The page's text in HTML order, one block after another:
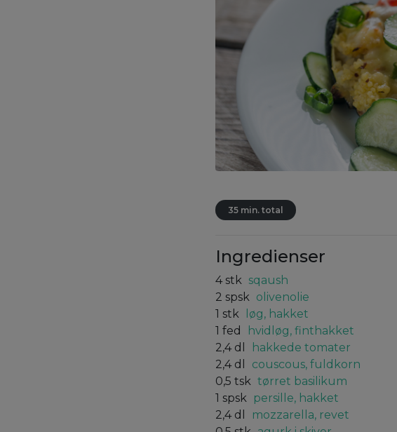
35 min. total
Ingredienser
4 stk sqaush
2 spsk olivenolie
1 stk
løg, hakket
1 fed
hvidløg, finthakket
2,4 dl
hakkede tomater
2,4 dl
couscous, fuldkorn
0,5 tsk tørret basilikum
1 spsk persille, hakket
2,4 dl
mozzarella, revet